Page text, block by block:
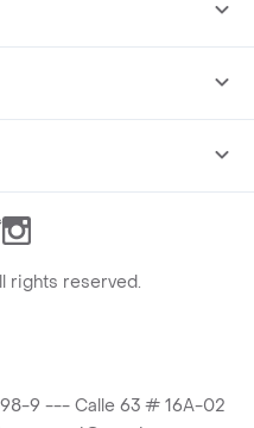
Instagram
rights reserved.
9 --- Calle 63 # 16A-02